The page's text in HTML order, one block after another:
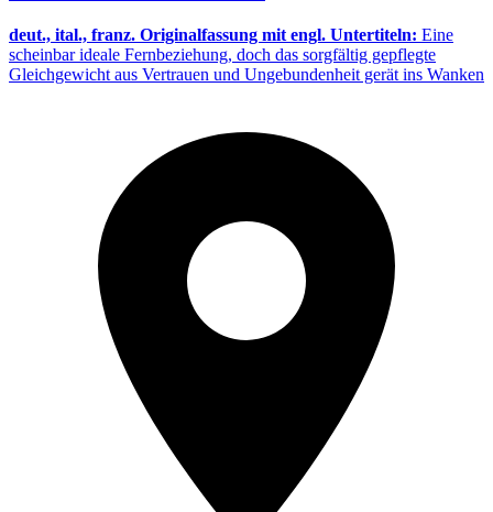
deut., ital., franz. Originalfassung mit engl. Untertiteln: Eine
scheinbar ideale Fernbeziehung, doch das sorgfältig gepflegte
Gleichgewicht aus Vertrauen und Ungebundenheit gerät ins Wanken